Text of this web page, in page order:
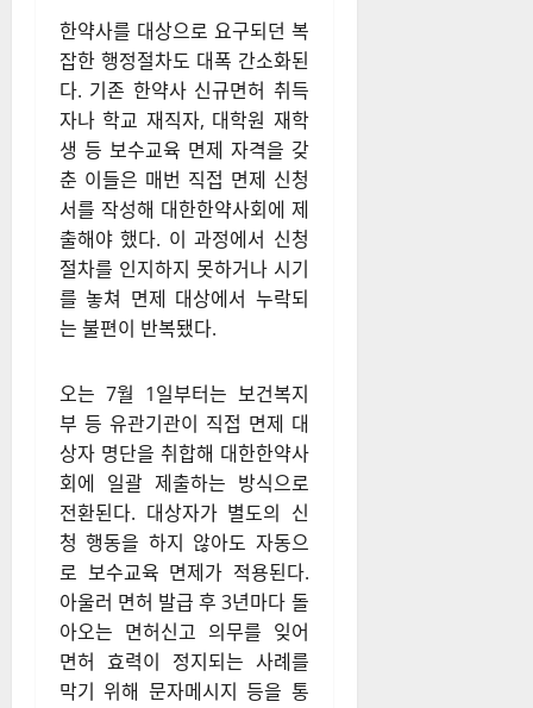
한약사를 대상으로 요구되던 복
잡한 행정절차도 대폭 간소화된
다. 기존 한약사 신규면허 취득
자나 학교 재직자, 대학원 재학
생 등 보수교육 면제 자격을 갖
춘 이들은 매번 직접 면제 신청
서를 작성해 대한한약사회에 제
출해야 했다. 이 과정에서 신청
절차를 인지하지 못하거나 시기
를 놓쳐 면제 대상에서 누락되
는 불편이 반복됐다.
오는 7월 1일부터는 보건복지
부 등 유관기관이 직접 면제 대
상자 명단을 취합해 대한한약사
회에 일괄 제출하는 방식으로
전환된다. 대상자가 별도의 신
청 행동을 하지 않아도 자동으
로 보수교육 면제가 적용된다.
아울러 면허 발급 후 3년마다 돌
아오는 면허신고 의무를 잊어
면허 효력이 정지되는 사례를
막기 위해 문자메시지 등을 통